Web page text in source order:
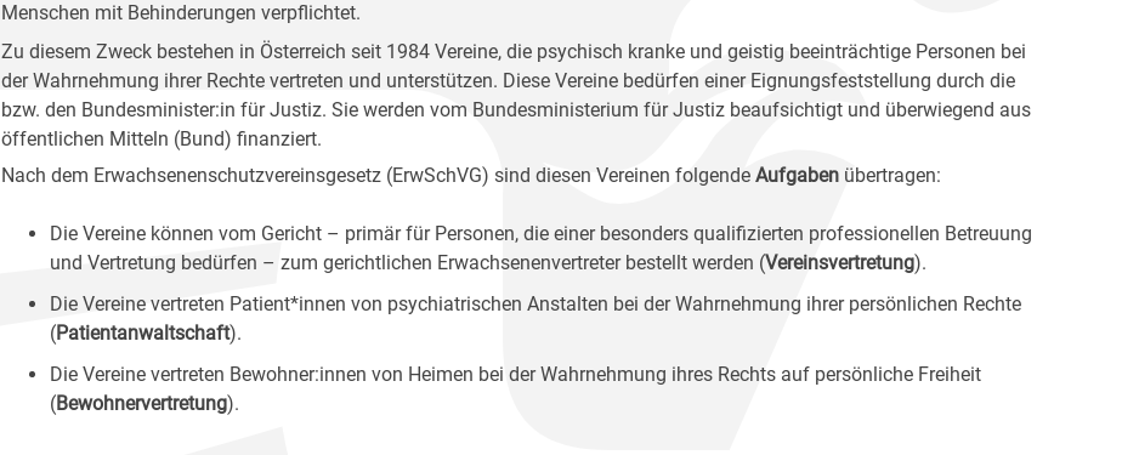
Menschen mit Behinderungen verpflichtet.
Zu diesem Zweck bestehen in Österreich seit 1984 Vereine, die psychisch kranke und geistig beeinträchtige Personen bei
der Wahrnehmung ihrer Rechte vertreten und unterstützen. Diese Vereine bedürfen einer Eignungsfeststellung durch die
bzw. den Bundesminister:in für Justiz. Sie werden vom Bundesministerium für Justiz beaufsichtigt und überwiegend aus
öffentlichen Mitteln (Bund) finanziert.
Nach dem Erwachsenenschutzvereinsgesetz (ErwSchVG) sind diesen Vereinen folgende Aufgaben übertragen:
Die Vereine können vom Gericht – primär für Personen, die einer besonders qualifizierten professionellen Betreuung
und Vertretung bedürfen – zum gerichtlichen Erwachsenenvertreter bestellt werden (Vereinsvertretung).
Die Vereine vertreten Patient*innen von psychiatrischen Anstalten bei der Wahrnehmung ihrer persönlichen Rechte
(Patientanwaltschaft).
Die Vereine vertreten Bewohner:innen von Heimen bei der Wahrnehmung ihres Rechts auf persönliche Freiheit
(Bewohnervertretung).